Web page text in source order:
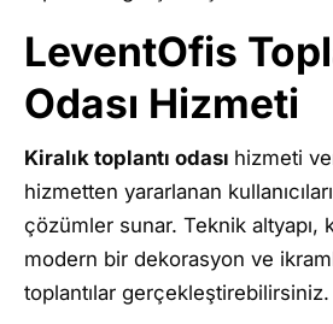
LeventOfis
Odası Hizmeti
Kiralık toplantı odası hizmeti
hizmetten yararlanan
çözümler sunar. Teknik altyapı,
modern bir dekorasyon ve
toplantılar gerçekleştirebilirsiniz.